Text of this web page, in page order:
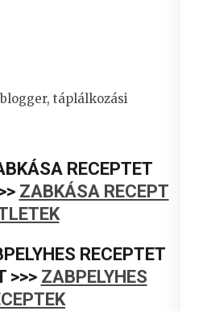
táplálkozási
RECEPTET
ZABKÁSA RECEPT
RECEPTET
>>> ZABPELYHES